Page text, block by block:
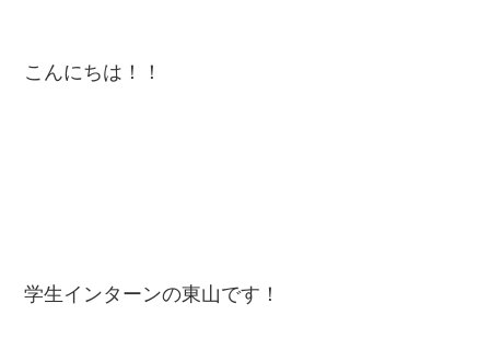
こんにちは！！
学生インターンの東山です！